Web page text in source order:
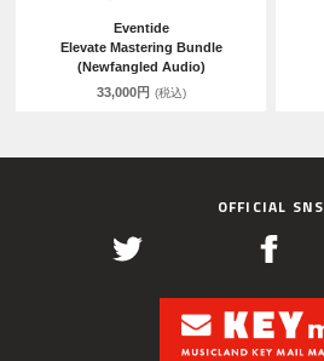
Eventide
Elevate Mastering Bundle
(Newfangled Audio)
33,000円 (税込)
OFFICIAL SNS